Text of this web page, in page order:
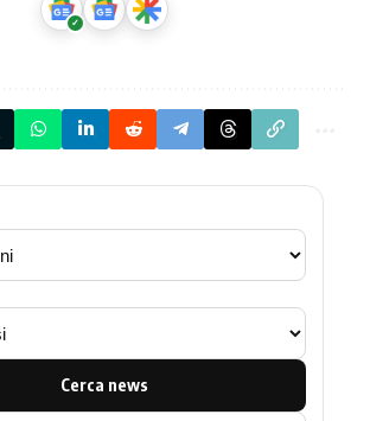
Cerca news